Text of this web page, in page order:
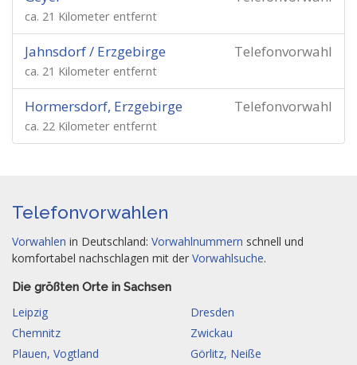
ca. 21 Kilometer entfernt
Telefonvorwahl
Jahnsdorf / Erzgebirge
ca. 21 Kilometer entfernt
Telefonvorwahl
Hormersdorf, Erzgebirge
ca. 22 Kilometer entfernt
Telefonvorwahlen
Vorwahlen in Deutschland: Vorwahlnummern schnell und
komfortabel nachschlagen mit der Vorwahlsuche.
Die größten Orte in Sachsen
Leipzig
Dresden
Chemnitz
Zwickau
Plauen, Vogtland
Görlitz, Neiße